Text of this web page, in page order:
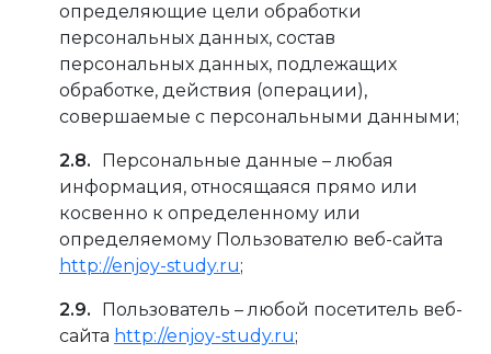
определяющие цели обработки
персональных данных, состав
персональных данных, подлежащих
обработке, действия (операции),
совершаемые с персональными данными;
Персональные данные – любая
информация, относящаяся прямо или
косвенно к определенному или
определяемому Пользователю веб-сайта
http://enjoy-study.ru;
Пользователь – любой посетитель веб-
сайта http://enjoy-study.ru;